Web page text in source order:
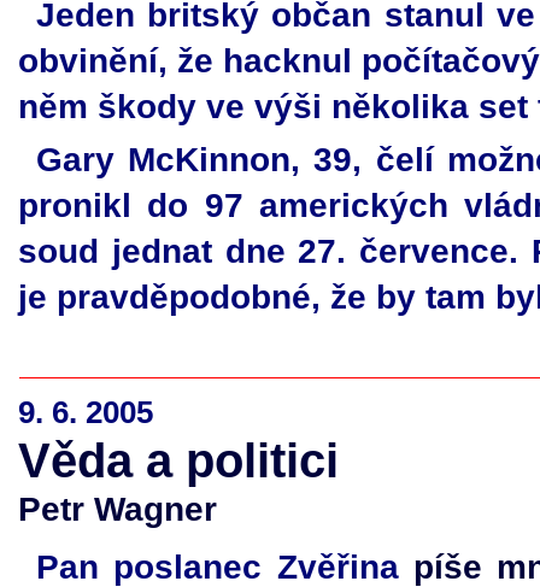
Jeden britský občan stanul
obvinění, že hacknul
něm škody ve výši několika
Gary McKinnon, 39, čelí
pronikl do 97 amerických
soud jednat dne 27. července.
je pravděpodobné, že by tam
9. 6. 2005
Věda a politici
Petr Wagner
Pan poslanec Zvěřina píše